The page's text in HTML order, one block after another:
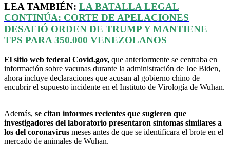
LEA TAMBIÉN: LA BATALLA LEGAL
CONTINÚA: CORTE DE APELACIONES
DESAFIÓ ORDEN DE TRUMP Y MANTIENE
TPS PARA 350.000 VENEZOLANOS
El sitio web federal Covid.gov, que anteriormente se centraba en
información sobre vacunas durante la administración de Joe Biden,
ahora incluye declaraciones que acusan al gobierno chino de
encubrir el supuesto incidente en el Instituto de Virología de Wuhan.
Además, se citan informes recientes que sugieren que
investigadores del laboratorio presentaron síntomas similares a
los del coronavirus meses antes de que se identificara el brote en el
mercado de animales de Wuhan.